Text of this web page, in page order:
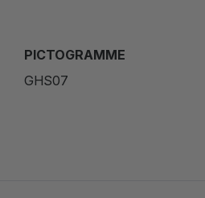
PICTOGRAMME
GHS07